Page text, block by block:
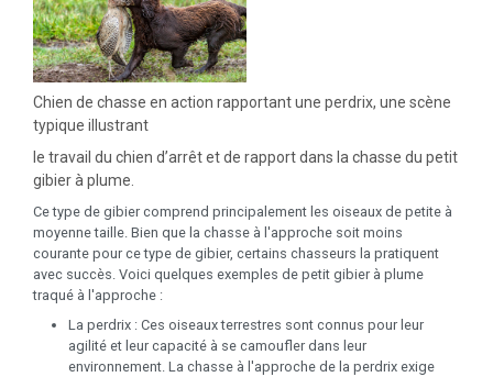
Chien de chasse en action rapportant une perdrix, une scène
typique illustrant
le travail du chien d’arrêt et de rapport dans la chasse du petit
gibier à plume.
Ce type de gibier comprend principalement les oiseaux de petite à
moyenne taille. Bien que la chasse à l'approche soit moins
courante pour ce type de gibier, certains chasseurs la pratiquent
avec succès. Voici quelques exemples de petit gibier à plume
traqué à l'approche :
La perdrix : Ces oiseaux terrestres sont connus pour leur
agilité et leur capacité à se camoufler dans leur
environnement. La chasse à l'approche de la perdrix exige